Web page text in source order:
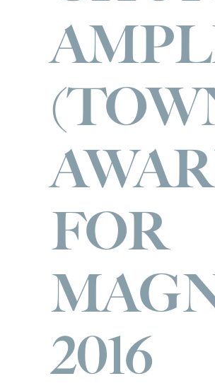
FOR
2016